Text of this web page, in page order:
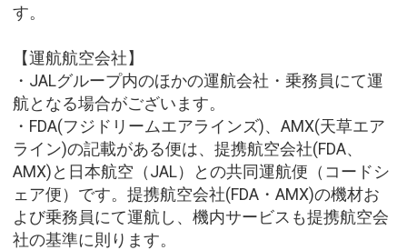
す。
【運航航空会社】
・JALグループ内のほかの運航会社・乗務員にて運
航となる場合がございます。
・FDA(フジドリームエアラインズ)、AMX(天草エア
ライン)の記載がある便は、提携航空会社(FDA、
AMX)と日本航空（JAL）との共同運航便（コードシ
ェア便）です。提携航空会社(FDA・AMX)の機材お
よび乗務員にて運航し、機内サービスも提携航空会
社の基準に則ります。